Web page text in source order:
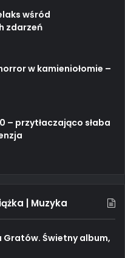
wśród
zdarzeń
w kamieniołomie –
– przytłaczająco słaba
| Muzyka
Gratów. Świetny album,